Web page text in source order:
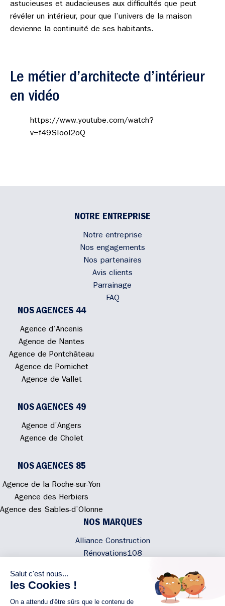
astucieuses et audacieuses aux difficultés que peut
révéler un intérieur, pour que l’univers de la maison
devienne la continuité de ses habitants.
Le métier d’architecte d’intérieur
en vidéo
https://www.youtube.com/watch?
v=f49SIool2oQ
NOTRE ENTREPRISE
Notre entreprise
Nos engagements
Nos partenaires
Avis clients
Parrainage
FAQ
NOS AGENCES 44
Agence d’Ancenis
Agence de Nantes
Agence de Pontchâteau
Agence de Pornichet
Agence de Vallet
NOS AGENCES 49
Agence d’Angers
Agence de Cholet
NOS AGENCES 85
Agence de la Roche-sur-Yon
Agence des Herbiers
Agence des Sables-d’Olonne
NOS MARQUES
Alliance Construction
Rénovations108